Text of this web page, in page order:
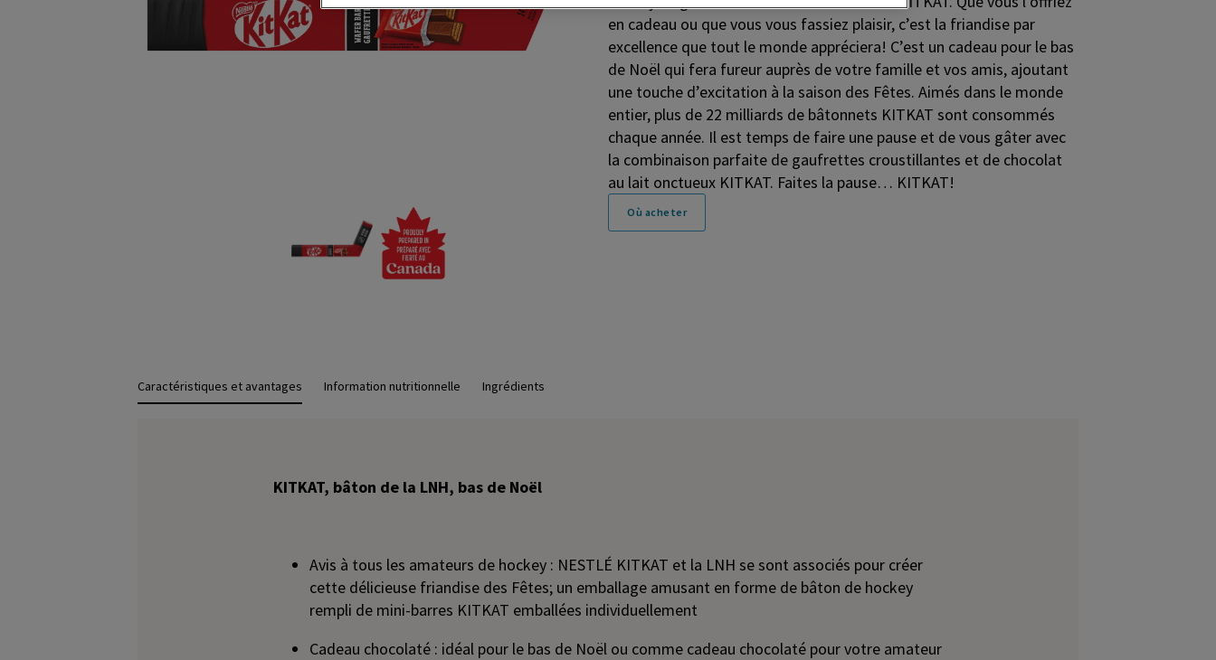
en cadeau ou que vous vous fassiez plaisir, c’est la friandise par
excellence que tout le monde appréciera! C’est un cadeau pour le bas
de Noël qui fera fureur auprès de votre famille et vos amis, ajoutant
une touche d’excitation à la saison des Fêtes. Aimés dans le monde
entier, plus de 22 milliards de bâtonnets KITKAT sont consommés
chaque année. Il est temps de faire une pause et de vous gâter avec
la combinaison parfaite de gaufrettes croustillantes et de chocolat
au lait onctueux KITKAT. Faites la pause… KITKAT!
Où acheter
Caractéristiques et avantages Information nutritionnelle Ingrédients
KITKAT, bâton de la LNH, bas de Noël
Avis à tous les amateurs de hockey : NESTLÉ KITKAT et la LNH se sont associés pour créer
cette délicieuse friandise des Fêtes; un emballage amusant en forme de bâton de hockey
rempli de mini-barres KITKAT emballées individuellement
Cadeau chocolaté : idéal pour le bas de Noël ou comme cadeau chocolaté pour votre amateur